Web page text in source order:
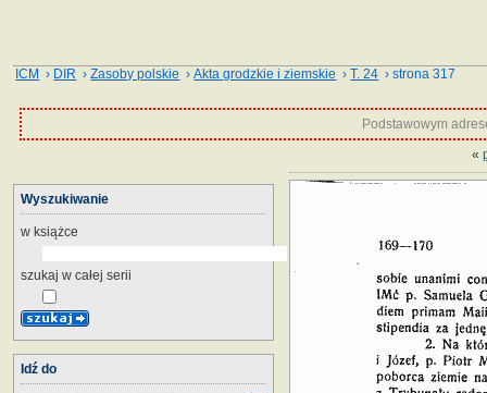
ICM › DIR ›Zasoby polskie ›Akta grodzkie i ziemskie ›T. 24 › strona 317
Podstawowym
«
Wyszukiwanie
w książce
szukaj w całej serii
Idź do